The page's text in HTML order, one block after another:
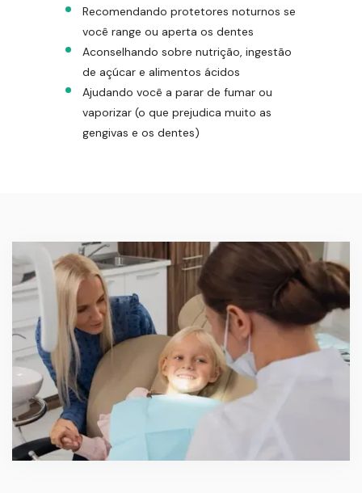
Recomendando protetores noturnos se
você range ou aperta os dentes
Aconselhando sobre nutrição, ingestão
de açúcar e alimentos ácidos
Ajudando você a parar de fumar ou
vaporizar (o que prejudica muito as
gengivas e os dentes)